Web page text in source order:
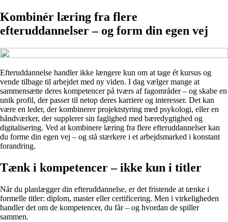
Kombinér læring fra flere
efteruddannelser – og form din egen vej
Efteruddannelse handler ikke længere kun om at tage ét kursus og
vende tilbage til arbejdet med ny viden. I dag vælger mange at
sammensætte deres kompetencer på tværs af fagområder – og skabe en
unik profil, der passer til netop deres karriere og interesser. Det kan
være en leder, der kombinerer projektstyring med psykologi, eller en
håndværker, der supplerer sin faglighed med bæredygtighed og
digitalisering. Ved at kombinere læring fra flere efteruddannelser kan
du forme din egen vej – og stå stærkere i et arbejdsmarked i konstant
forandring.
Tænk i kompetencer – ikke kun i titler
Når du planlægger din efteruddannelse, er det fristende at tænke i
formelle titler: diplom, master eller certificering. Men i virkeligheden
handler det om de kompetencer, du får – og hvordan de spiller
sammen.